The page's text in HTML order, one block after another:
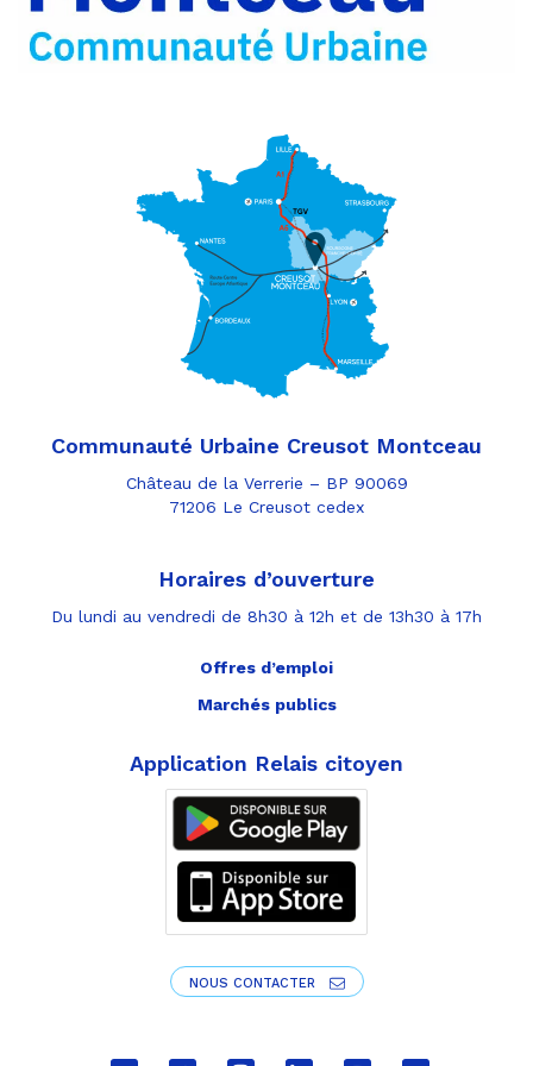
Communauté Urbaine Creusot Montceau
Château de la Verrerie – BP 90069
71206 Le Creusot cedex
Horaires d’ouverture
Du lundi au vendredi de 8h30 à 12h et de 13h30 à 17h
Offres d’emploi
Marchés publics
Application Relais citoyen
NOUS CONTACTER